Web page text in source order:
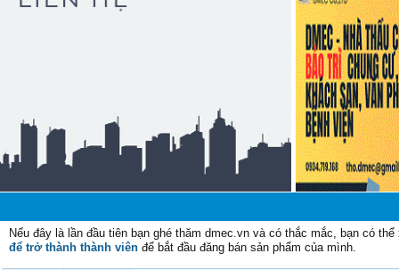
Nếu đây là lần đầu tiên bạn ghé thăm dmec.vn và có thắc mắc, bạn có
để trở thành thành viên để bắt đầu đăng bán sản phẩm của mình.